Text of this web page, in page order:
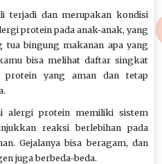
terjadi dan merupakan kondisi
protein pada anak-anak, yang
tua bingung makanan apa yang
bisa melihat daftar singkat
yang aman dan tetap
alergi protein memiliki sistem
reaksi berlebihan pada
Gejalanya bisa beragam, dan
juga berbeda-beda.